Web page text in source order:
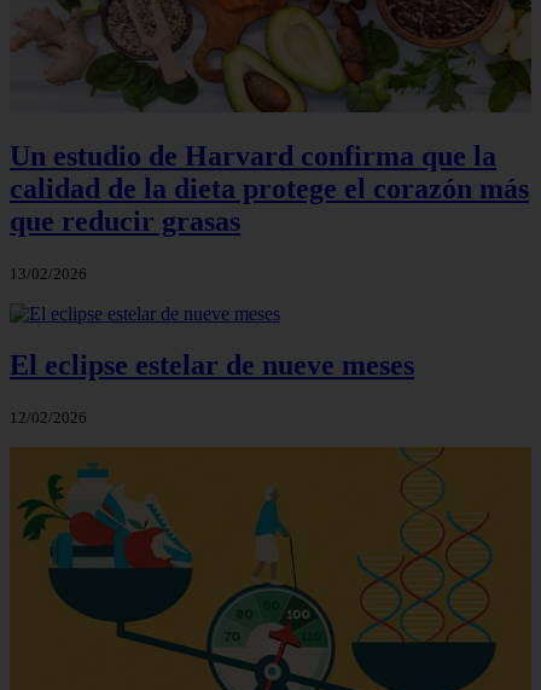
Un estudio de Harvard confirma que la
calidad de la dieta protege el corazón más
que reducir grasas
13/02/2026
El eclipse estelar de nueve meses
12/02/2026